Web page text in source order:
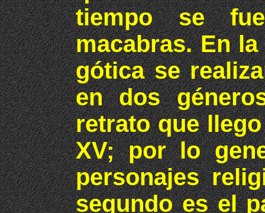
tiempo se
macabras. En
gótica se
en dos
retrato que
XV; por lo
personajes
segundo es el